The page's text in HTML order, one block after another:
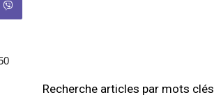
Recherche articles par mots clés